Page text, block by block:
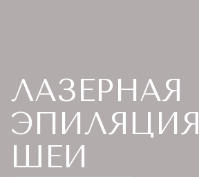
ЛАЗЕРНАЯ
ЭПИЛЯЦИЯ
ШЕИ